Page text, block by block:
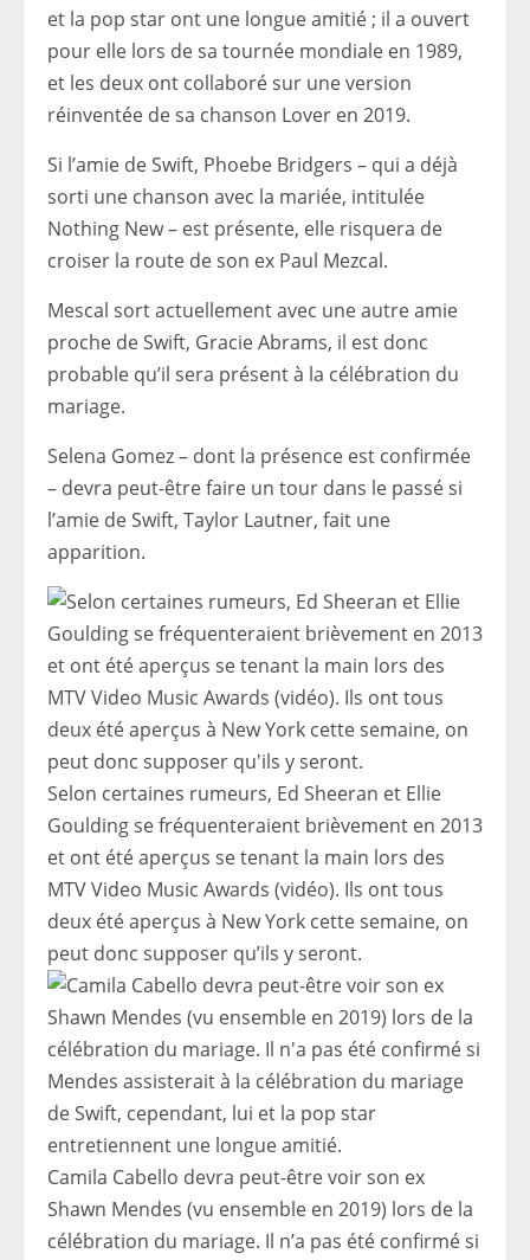
et la pop star ont une longue amitié ; il a ouvert
pour elle lors de sa tournée mondiale en 1989,
et les deux ont collaboré sur une version
réinventée de sa chanson Lover en 2019.
Si l’amie de Swift, Phoebe Bridgers – qui a déjà
sorti une chanson avec la mariée, intitulée
Nothing New – est présente, elle risquera de
croiser la route de son ex Paul Mezcal.
Mescal sort actuellement avec une autre amie
proche de Swift, Gracie Abrams, il est donc
probable qu’il sera présent à la célébration du
mariage.
Selena Gomez – dont la présence est confirmée
– devra peut-être faire un tour dans le passé si
l’amie de Swift, Taylor Lautner, fait une
apparition.
Selon certaines rumeurs, Ed Sheeran et Ellie
Goulding se fréquenteraient brièvement en 2013
et ont été aperçus se tenant la main lors des
MTV Video Music Awards (vidéo). Ils ont tous
deux été aperçus à New York cette semaine, on
peut donc supposer qu’ils y seront.
Camila Cabello devra peut-être voir son ex
Shawn Mendes (vu ensemble en 2019) lors de la
célébration du mariage. Il n’a pas été confirmé si